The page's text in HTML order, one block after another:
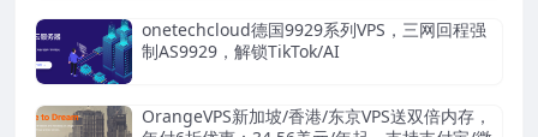
onetechcloud德国9929系列VPS，三网回程强
制AS9929，解锁TikTok/AI
OrangeVPS新加坡/香港/东京VPS送双倍内存，